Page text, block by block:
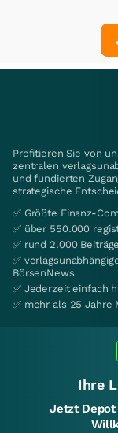
Profitieren Sie von
zentralen
und fundierten
strategische
✅ Größte Finanz-
✅ über 550.000
✅ rund 2.000
✅
BörsenNews
✅ Jederzeit einfach
✅ mehr als 25 Jahre
Ihre
Jetzt Depot